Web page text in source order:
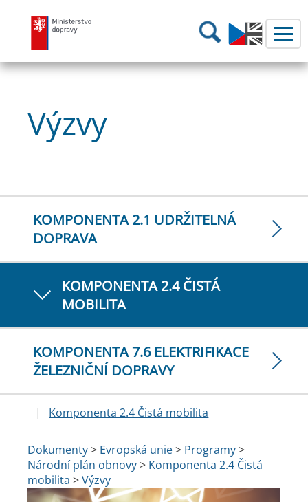
Ministerstvo dopravy Hledání
Výzvy
KOMPONENTA 2.1 UDRŽITELNÁ
DOPRAVA
KOMPONENTA 2.4 ČISTÁ
MOBILITA
KOMPONENTA 7.6 ELEKTRIFIKACE
ŽELEZNIČNÍ DOPRAVY
| Komponenta 2.4 Čistá mobilita
Dokumenty> Evropská unie> Programy>
Národní plán obnovy> Komponenta 2.4 Čistá
mobilita >Výzvy